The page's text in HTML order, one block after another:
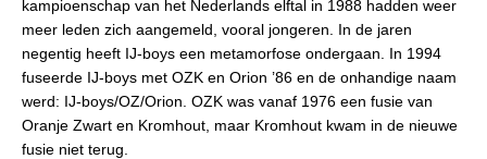
kampioenschap van het Nederlands elftal in 1988 hadden weer
meer leden zich aangemeld, vooral jongeren. In de jaren
negentig heeft IJ-boys een metamorfose ondergaan. In 1994
fuseerde IJ-boys met OZK en Orion ’86 en de onhandige naam
werd: IJ-boys/OZ/Orion. OZK was vanaf 1976 een fusie van
Oranje Zwart en Kromhout, maar Kromhout kwam in de nieuwe
fusie niet terug.